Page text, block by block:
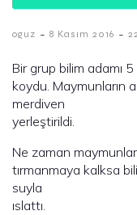
oguz - 8 Kasım 2016 -
Bir grup bilim adamı
koydu. Maymunların
merdiven
yerleştirildi.
Ne zaman
tırmanmaya kalksa
suyla
ıslattı.